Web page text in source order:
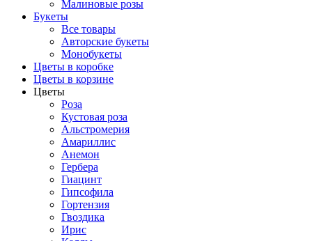
Малиновые розы
Букеты
Все товары
Авторские букеты
Монобукеты
Цветы в коробке
Цветы в корзине
Цветы
Роза
Кустовая роза
Альстромерия
Амариллис
Анемон
Гербера
Гиацинт
Гипсофила
Гортензия
Гвоздика
Ирис